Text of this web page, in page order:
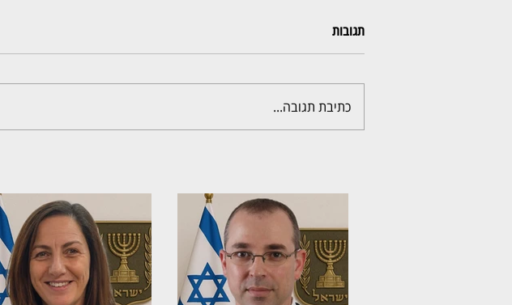
תגובות
כתיבת תגובה...